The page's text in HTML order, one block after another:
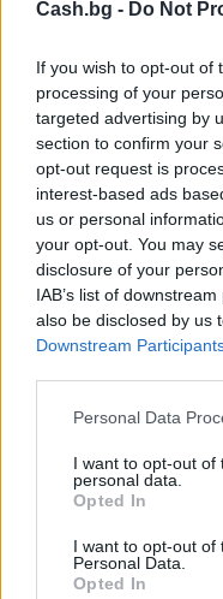
Cash.bg - Do Not
If you wish to opt-out of
processing of your
targeted advertising by
section to confirm your
opt-out request is
interest-based ads
us or personal
your opt-out. You may
disclosure of your
IAB’s list of
also be disclosed by us
Downstream
Personal Data
I want to opt-out of
personal data.
Opted In
I want to opt-out of
Personal Data.
Opted In
Изкуствен
създаде нови
07.08.2026 / 15:30
Астронавти на
открития